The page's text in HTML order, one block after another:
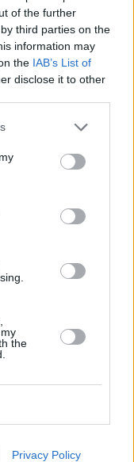
of the further
third parties on the
information may
the IAB’s List of
disclose it to other
the
Privacy Policy
un